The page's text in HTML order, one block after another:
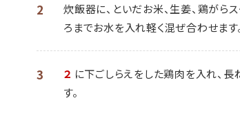
2
炊飯器に、といだお米、生姜、鶏がら
ろまでお水を入れ軽く混ぜ合わせます
3 ２ に下ごしらえをした鶏肉を入れ、
す。